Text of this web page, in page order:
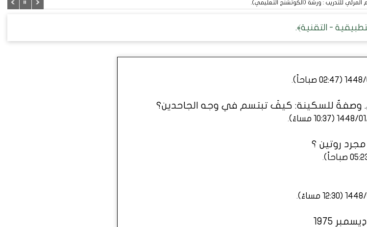
صباحاً) .
وصفةٌ للسكينة: كيفَ تبتسم في وجه الجاحدين؟
07 (10:37 مساءً) .
روتين ؟
.
مساءً) .